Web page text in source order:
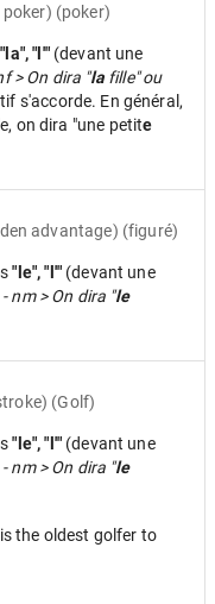
(poker)
"la", "l'" (devant une
> On dira "lafille" ou
s'accorde. En général,
on dira "une petite
advantage) (figuré)
"le", "l'" (devant une
nm > On dira "le
(Golf)
"le", "l'" (devant une
nm > On dira "le
the oldest golfer to